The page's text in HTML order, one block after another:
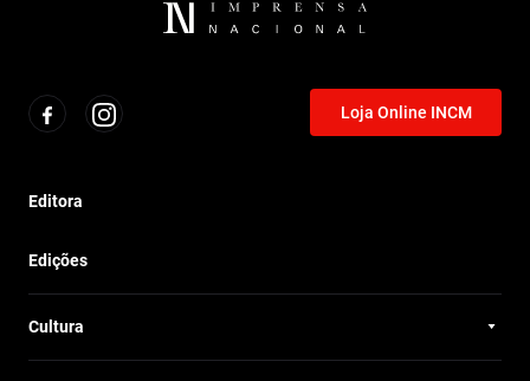
Loja Online INCM
Editora
Edições
Cultura